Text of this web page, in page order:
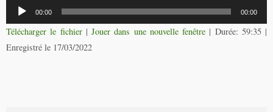
Lecteur
audio
00:00 00:00
Télécharger le fichier| Jouer dans une nouvelle fenêtre | Durée: 59:35|
Enregistré le 17/03/2022